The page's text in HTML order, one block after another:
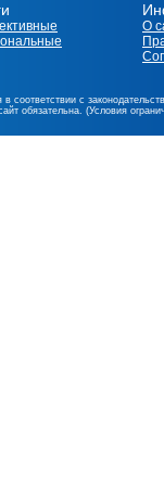
О
соответствии с
обязательна. (Условия